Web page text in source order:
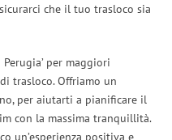
che il tuo trasloco sia
per maggiori
trasloco. Offriamo un
per aiutarti a pianificare il
con la massima tranquillità.
un’esperienza positiva e